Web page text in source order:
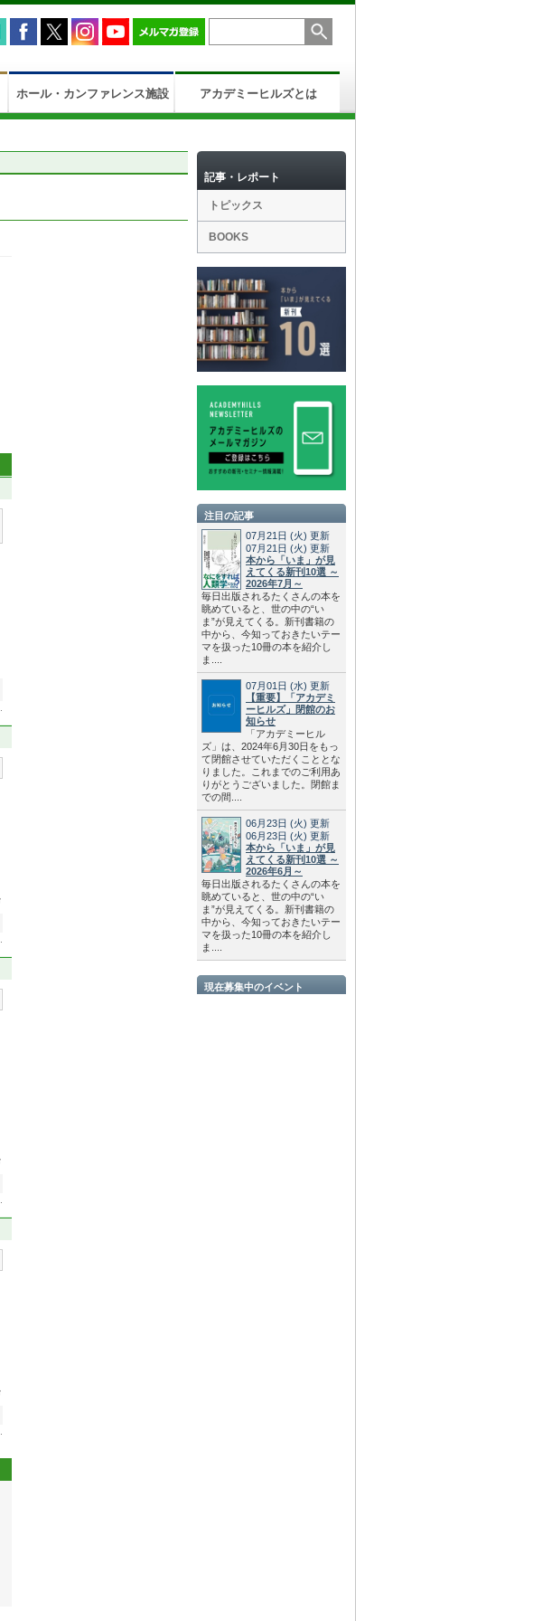
ホール・カンファレンス施設 アカデミーヒルズとは
記事・レポート
トピックス
BOOKS
注目の記事
07月21日 (火) 更新
07月21日 (火) 更新
本から「いま」が見
えてくる新刊10選 ～
2026年7月～
毎日出版されるたくさんの本を
眺めていると、世の中の“い
ま”が見えてくる。新刊書籍の
中から、今知っておきたいテー
マを扱った10冊の本を紹介し
ま....
07月01日 (水) 更新
【重要】「アカデミ
ーヒルズ」閉館のお
知らせ
「アカデミーヒル
ズ」は、2024年6月30日をもっ
て閉館させていただくこととな
りました。これまでのご利用あ
りがとうございました。閉館ま
での間....
06月23日 (火) 更新
06月23日 (火) 更新
本から「いま」が見
えてくる新刊10選 ～
2026年6月～
毎日出版されるたくさんの本を
眺めていると、世の中の“い
ま”が見えてくる。新刊書籍の
中から、今知っておきたいテー
マを扱った10冊の本を紹介し
ま....
現在募集中のイベント